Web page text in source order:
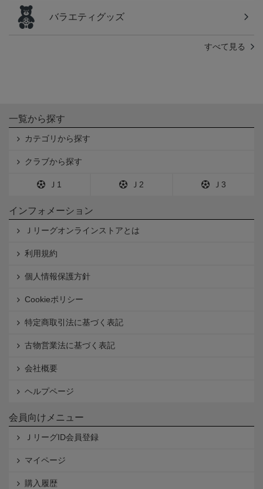
バラエティグッズ
すべて見る
一覧から探す
カテゴリから探す
クラブから探す
Ｊ1 Ｊ2 Ｊ3
インフォメーション
Ｊリーグオンラインストアとは
利用規約
個人情報保護方針
Cookieポリシー
特定商取引法に基づく表記
古物営業法に基づく表記
会社概要
ヘルプページ
会員向けメニュー
ＪリーグID会員登録
マイページ
購入履歴